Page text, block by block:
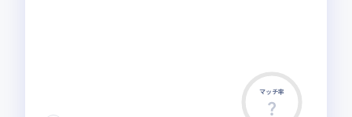
マッチ率